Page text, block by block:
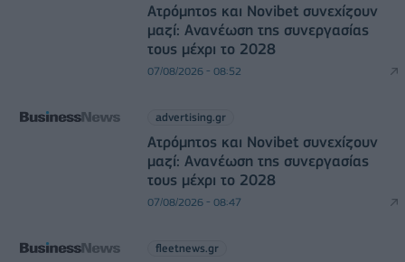
Ατρόμητος και Novibet συνεχίζουν
μαζί: Ανανέωση της συνεργασίας
τους μέχρι το 2028
07/08/2026 - 08:52
advertising.gr
Ατρόμητος και Novibet συνεχίζουν
μαζί: Ανανέωση της συνεργασίας
τους μέχρι το 2028
07/08/2026 - 08:47
fleetnews.gr